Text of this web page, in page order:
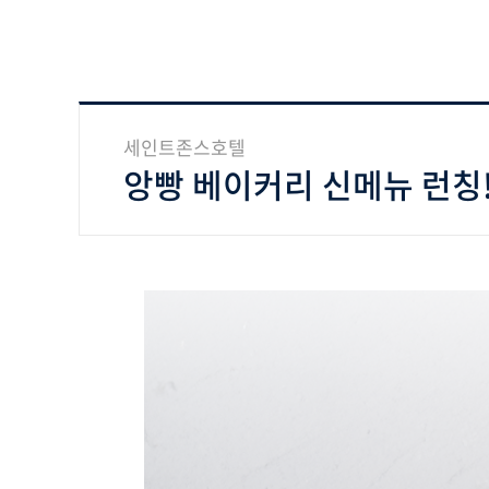
세인트존스호텔
앙빵 베이커리 신메뉴 런